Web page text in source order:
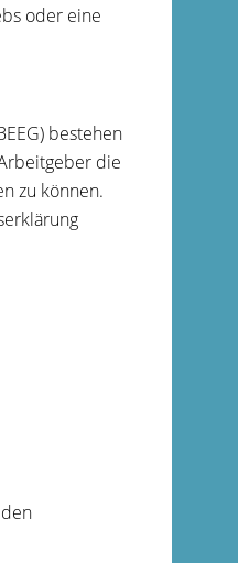
oder eine
bestehen
die
zu können.